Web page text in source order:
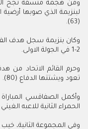
ومن هجمة منسقة نجح
لبنزيمة الذي صوبها
(63).
وكان بنزيمة سجل هدف
2-1 في الجولة الاولى.
وحرم القائم الاتحاد من
تعود ويشتتها الدفاع (80).
وأكمل الصفاقسي
الحمراء الثانية للاعبه
وفي المجموعة الثانية،